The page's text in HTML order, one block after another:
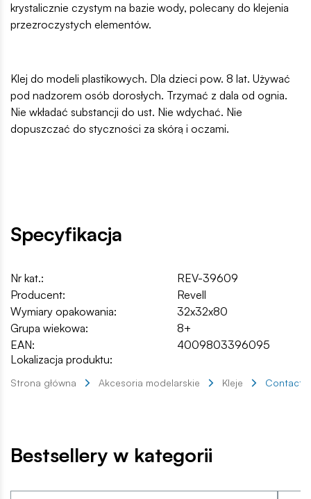
krystalicznie czystym na bazie wody, polecany do klejenia
przezroczystych elementów.
Klej do modeli plastikowych. Dla dzieci pow. 8 lat. Używać
pod nadzorem osób dorosłych. Trzymać z dala od ognia.
Nie wkładać substancji do ust. Nie wdychać. Nie
dopuszczać do styczności za skórą i oczami.
Specyfikacja
Nr kat.:
REV-39609
Producent:
Revell
Wymiary opakowania:
32x32x80
Grupa wiekowa:
8+
EAN:
4009803396095
Lokalizacja produktu:
Strona główna Akcesoria modelarskie Kleje Contacta
Bestsellery w kategorii